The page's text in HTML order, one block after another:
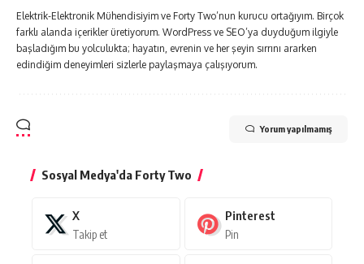
Elektrik-Elektronik Mühendisiyim ve Forty Two’nun kurucu ortağıyım. Birçok
farklı alanda içerikler üretiyorum. WordPress ve SEO’ya duyduğum ilgiyle
başladığım bu yolculukta; hayatın, evrenin ve her şeyin sırrını ararken
edindiğim deneyimleri sizlerle paylaşmaya çalışıyorum.
Yorum yapılmamış
Sosyal Medya'da Forty Two
X
Takip et
Pinterest
Pin